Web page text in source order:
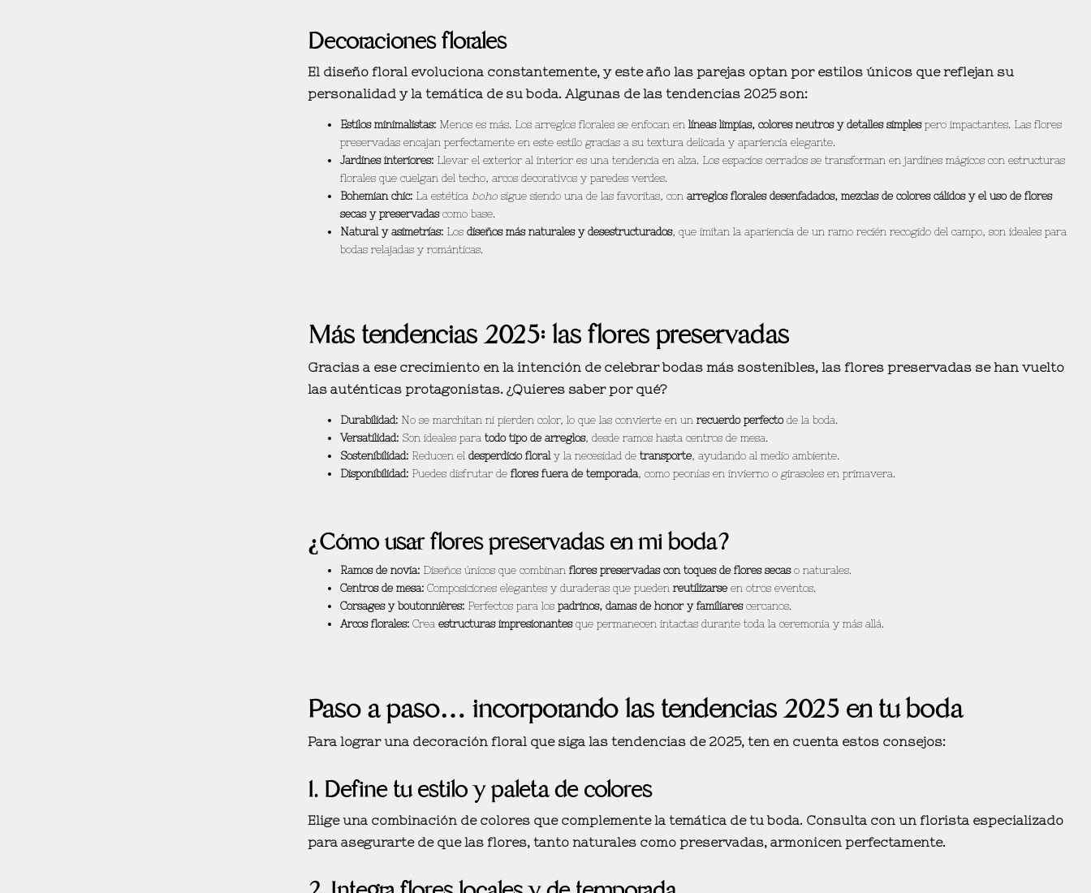
Decoraciones florales
El diseño floral evoluciona constantemente, y este año las parejas optan por estilos únicos que reflejan su
personalidad y la temática de su boda. Algunas de las tendencias 2025 son:
Estilos minimalistas:Menos es más. Los arreglos florales se enfocan en líneas limpias, colores neutros y detalles simplespero impactantes. Las flores
preservadas encajan perfectamente en este estilo gracias a su textura delicada y apariencia elegante.
Jardines interiores:Llevar el exterior al interior es una tendencia en alza. Los espacios cerrados se transforman en jardines mágicos con estructuras
florales que cuelgan del techo, arcos decorativos y paredes verdes.
Bohemian chic:La estética bohosigue siendo una de las favoritas, con arreglos florales desenfadados, mezclas de colores cálidos y el uso de flores
secas y preservadascomo base.
Natural y asimetrías:Los diseños más naturales y desestructurados, que imitan la apariencia de un ramo recién recogido del campo, son ideales para
bodas relajadas y románticas.
Más tendencias 2025: las flores preservadas
Gracias a ese crecimiento en la intención de celebrar bodas más sostenibles, las flores preservadasse han vuelto
las auténticas protagonistas. ¿Quieres saber por qué?
Durabilidad:No se marchitan ni pierden color, lo que las convierte en un recuerdo perfectode la boda.
Versatilidad:Son ideales para todo tipo de arreglos, desde ramos hasta centros de mesa.
Sostenibilidad:Reducen el desperdicio floraly la necesidad detransporte, ayudando al medio ambiente.
Disponibilidad:Puedes disfrutar de flores fuera de temporada, como peonías en invierno o girasoles en primavera.
¿Cómo usar flores preservadas en mi boda?
Ramos de novia:Diseños únicos que combinan flores preservadas con toques de flores secaso naturales.
Centros de mesa:Composiciones elegantes y duraderas que pueden reutilizarseen otros eventos.
Corsages y boutonnières:Perfectos para los padrinos, damas de honor y familiarescercanos.
Arcos florales:Crea estructuras impresionantesque permanecen intactas durante toda la ceremonia y más allá.
Paso a paso… incorporando las tendencias 2025 en tu boda
Para lograr una decoración floral que siga las tendencias de 2025, ten en cuenta estos consejos:
1. Define tu estilo y paleta de colores
Elige una combinación de colores que complemente la temática de tu boda. Consulta con un florista especializado
para asegurarte de que las flores, tanto naturales como preservadas, armonicen perfectamente.